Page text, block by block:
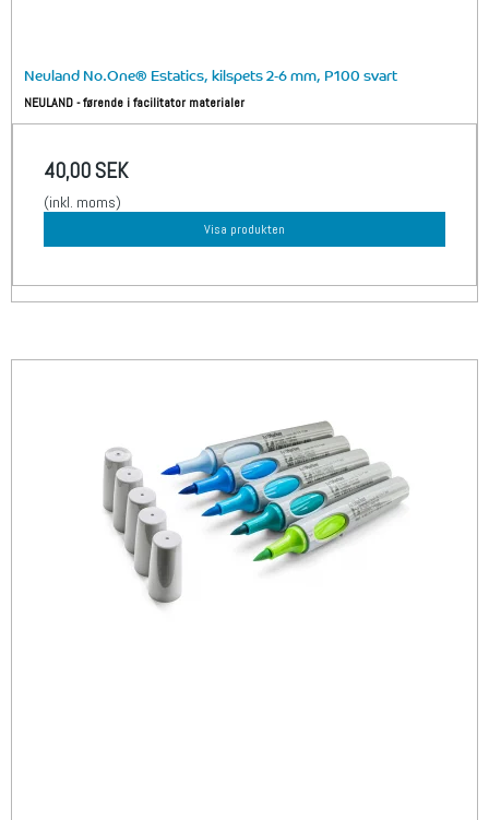
Neuland No.One® Estatics, kilspets 2-6 mm, P100 svart
NEULAND - førende i facilitator materialer
40,00 SEK
(inkl. moms)
Visa produkten